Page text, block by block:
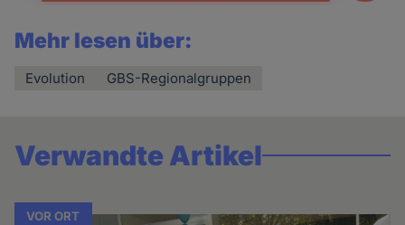
Mehr lesen über:
Evolution GBS-Regionalgruppen
Verwandte Artikel
VOR ORT